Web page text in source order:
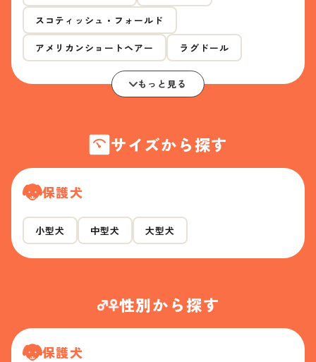
スコティッシュ・フォールド
アメリカンショートヘアー ラグドール
もっと見る
サイズから探す
保護犬
小型犬 中型犬 大型犬
性別から探す
保護犬